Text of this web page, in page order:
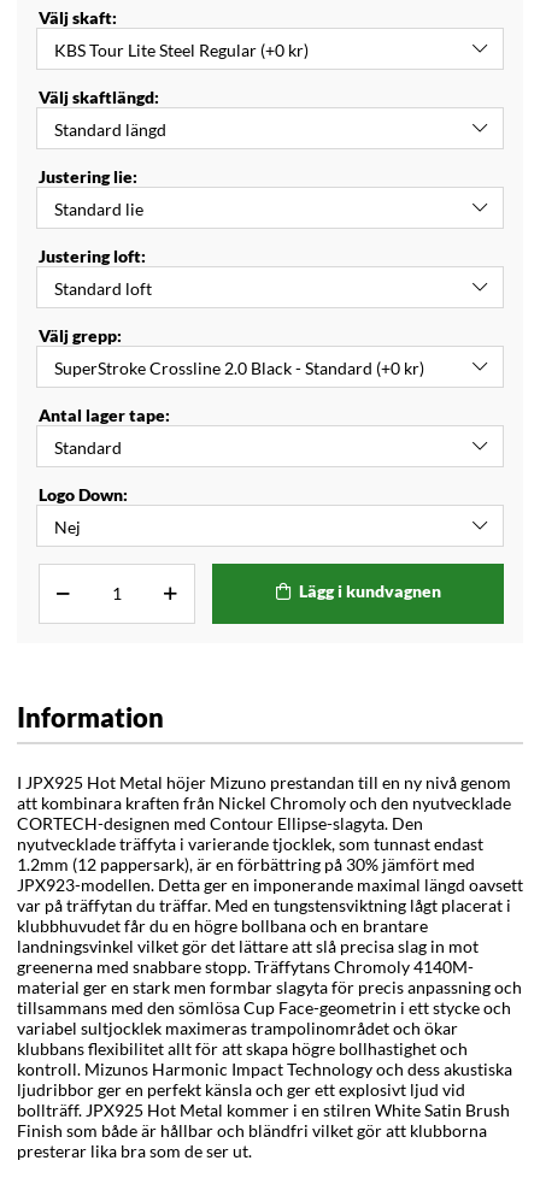
Välj skaft:
Välj skaftlängd:
Justering lie:
Justering loft:
Välj grepp:
Antal lager tape:
Logo Down:
Lägg i kundvagnen
Information
I JPX925 Hot Metal höjer Mizuno prestandan till en ny nivå genom
att kombinara kraften från Nickel Chromoly och den nyutvecklade
CORTECH-designen med Contour Ellipse-slagyta. Den
nyutvecklade träffyta i varierande tjocklek, som tunnast endast
1.2mm (12 pappersark), är en förbättring på 30% jämfört med
JPX923-modellen. Detta ger en imponerande maximal längd oavsett
var på träffytan du träffar. Med en tungstensviktning lågt placerat i
klubbhuvudet får du en högre bollbana och en brantare
landningsvinkel vilket gör det lättare att slå precisa slag in mot
greenerna med snabbare stopp. Träffytans Chromoly 4140M-
material ger en stark men formbar slagyta för precis anpassning och
tillsammans med den sömlösa Cup Face-geometrin i ett stycke och
variabel sultjocklek maximeras trampolinområdet och ökar
klubbans flexibilitet allt för att skapa högre bollhastighet och
kontroll. Mizunos Harmonic Impact Technology och dess akustiska
ljudribbor ger en perfekt känsla och ger ett explosivt ljud vid
bollträff. JPX925 Hot Metal kommer i en stilren White Satin Brush
Finish som både är hållbar och bländfri vilket gör att klubborna
presterar lika bra som de ser ut.